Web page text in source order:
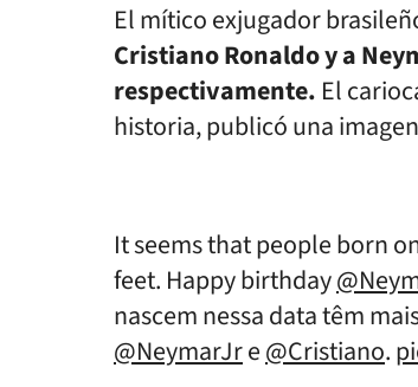
El mítico exjugador
Cristiano Ronaldo y a
respectivamente. El
historia, publicó una
It seems that people born
feet. Happy birthday
nascem nessa data têm
@NeymarJre@Cristiano.